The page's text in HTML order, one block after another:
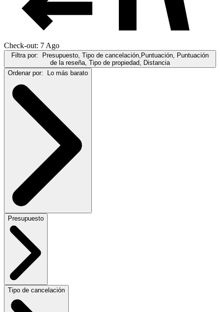
Check-out: 7 Ago
Filtra por:
Presupuesto, Tipo de cancelación,Puntuación, Puntuación
de la reseña, Tipo de propiedad, Distancia
Ordenar por:
Lo más barato
Presupuesto
Tipo de cancelación